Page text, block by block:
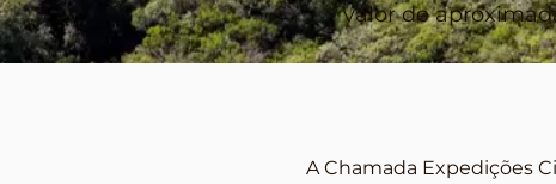
valor de
A Chamada Expedições